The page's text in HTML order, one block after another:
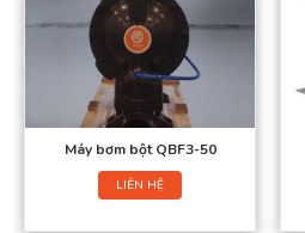
Máy bơm bột QBF3-50
LIÊN HỆ